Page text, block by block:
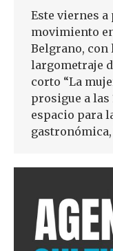
Este viernes
movimiento
Belgrano,
largometraje
corto “La
prosigue a las
espacio para
gastronómica,